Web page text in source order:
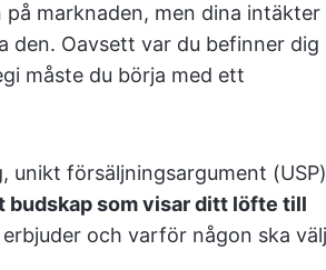
marknaden, men dina intäkter
den. Oavsett var du befinner dig
måste du börja med ett
unikt försäljningsargument (USP)
budskap som visar ditt löfte till
och varför någon ska